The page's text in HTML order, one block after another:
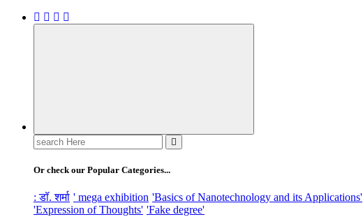
Search
for:
Or check our Popular Categories...
: डॉ. शर्मा ' mega exhibition 'Basics of Nanotechnology and its Applications'
'Expression of Thoughts' 'Fake degree'